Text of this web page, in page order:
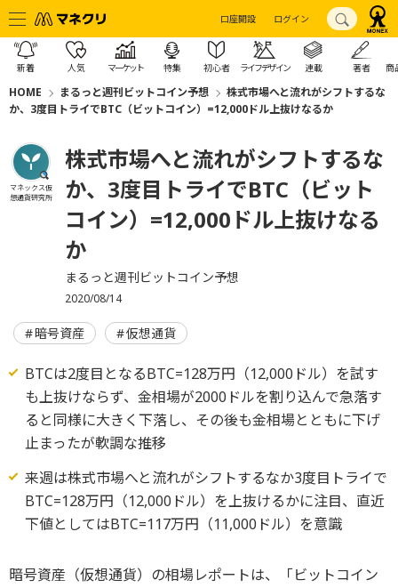
口座開設 ログイン
新着 人気 マーケット 特集 初心者 ライフデザイン 連載 著者 商
HOME まるっと週刊ビットコイン予想
株式市場へと流れがシフトするな
か、3度目トライでBTC（ビットコイン）=12,000ドル上抜けなるか
マネックス仮
想通貨研究所
株式市場へと流れがシフトするな
か、3度目トライでBTC（ビット
コイン）=12,000ドル上抜けなる
か
まるっと週刊ビットコイン予想
2020/08/14
暗号資産 仮想通貨
BTCは2度目となるBTC=128万円（12,000ドル）を試す
も上抜けならず、金相場が2000ドルを割り込んで急落す
ると同様に大きく下落し、その後も金相場とともに下げ
止まったが軟調な推移
来週は株式市場へと流れがシフトするなか3度目トライで
BTC=128万円（12,000ドル）を上抜けるかに注目、直近
下値としてはBTC=117万円（11,000ドル）を意識
暗号資産（仮想通貨）の相場レポートは、「ビットコイン